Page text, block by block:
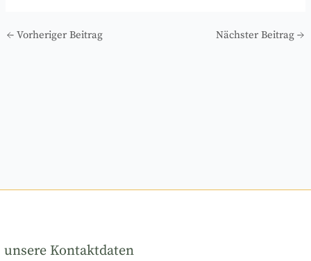
←Vorheriger Beitrag Nächster Beitrag→
unsere Kontaktdaten